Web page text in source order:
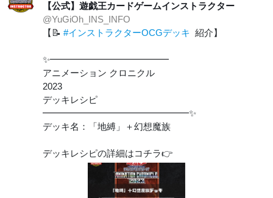
【公式】遊戯王カードゲームインストラクター
@YuGiOh_INS_INFO
【📝 #インストラクターOCGデッキ 紹介】
✨━━━━━━━━━━━━━
アニメーション クロニクル
2023
デッキレシピ
━━━━━━━━━━━━━━━━✨
デッキ名：「地縛」＋幻想魔族
デッキレシピの詳細はコチラ👉